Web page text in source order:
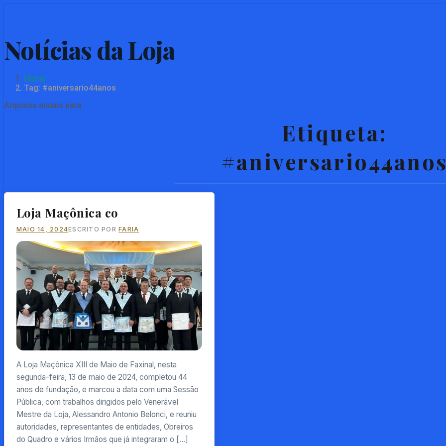
Home
Tag: #aniversario44anos
Arquivos anuais para
Etiqueta:
Loja Maçônica co
MAIO 14, 2024ESCRITO PORFARIA
A Loja Maçônica XIII de Maio de Faxinal, nesta
segunda-feira, 13 de maio de 2024, completou 44
anos de fundação, e marcou a data com uma Sessão
Pública, com trabalhos dirigidos pelo Venerável
Mestre da Loja, Alessandro Antonio Belonci, e reuniu
autoridades, representantes de entidades, Obreiros
do Quadro e vários Irmãos que já integraram o […]